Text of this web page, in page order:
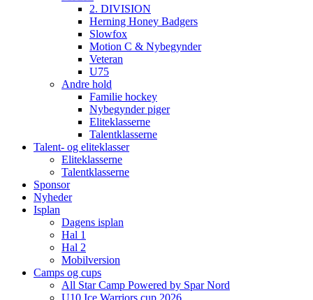
2. DIVISION
Herning Honey Badgers
Slowfox
Motion C & Nybegynder
Veteran
U75
Andre hold
Familie hockey
Nybegynder piger
Eliteklasserne
Talentklasserne
Talent- og eliteklasser
Eliteklasserne
Talentklasserne
Sponsor
Nyheder
Isplan
Dagens isplan
Hal 1
Hal 2
Mobilversion
Camps og cups
All Star Camp Powered by Spar Nord
U10 Ice Warriors cup 2026